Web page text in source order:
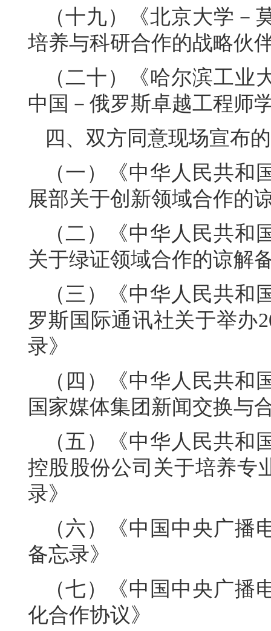
（十九）《北京大学
培养与科研合作的战略伙
（二十）《哈尔滨工
中国－俄罗斯卓越工程师
四、双方同意现场宣布
（一）《中华人民共
展部关于创新领域合作的
（二）《中华人民共
关于绿证领域合作的谅解
（三）《中华人民共
罗斯国际通讯社关于举办
录》
（四）《中华人民共
国家媒体集团新闻交换与
（五）《中华人民共
控股股份公司关于培养专
录》
（六）《中国中央广
备忘录》
（七）《中国中央广
化合作协议》